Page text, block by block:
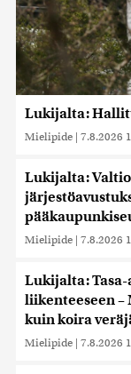
Lukijalta:
Mielipide | 7.8.2026
Lukijalta:
Mielipide | 7.8.2026
Lukijalta:
liikenteeseen –
kuin koira
Mielipide | 7.8.2026